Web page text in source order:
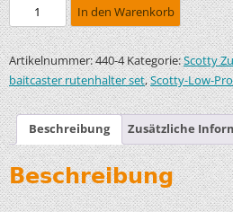
In den Warenkorb
Artikelnummer:440-4 Kategorie:Scotty
baitcaster rutenhalter set,Scotty-Low-
Beschreibung Zusätzliche
Beschreibung